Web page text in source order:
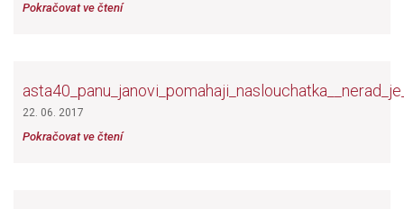
Pokračovat ve čtení
22. 06. 2017
Pokračovat ve čtení